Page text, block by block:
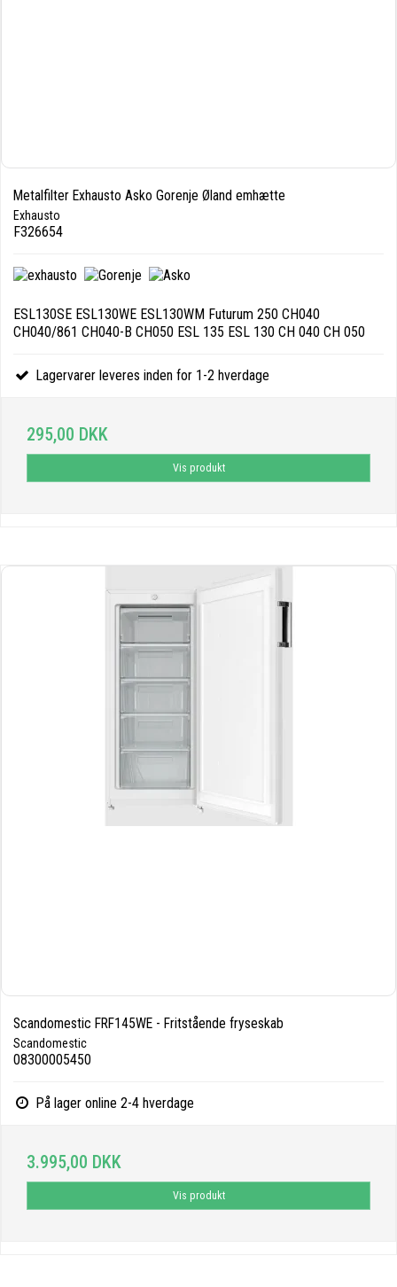
Metalfilter Exhausto Asko Gorenje Øland emhætte
Exhausto
F326654
ESL130SE ESL130WE ESL130WM Futurum 250 CH040
CH040/861 CH040-B CH050 ESL 135 ESL 130 CH 040 CH 050
Lagervarer leveres inden for 1-2 hverdage
295,00 DKK
Vis produkt
Scandomestic FRF145WE - Fritstående fryseskab
Scandomestic
08300005450
På lager online 2-4 hverdage
3.995,00 DKK
Vis produkt